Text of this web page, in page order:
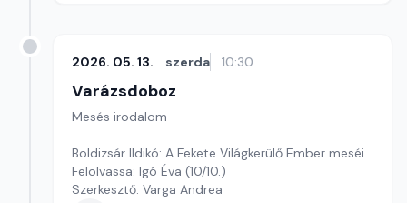
2026. 05. 13. szerda 10:30
Varázsdoboz
Mesés irodalom
Boldizsár Ildikó: A Fekete Világkerülő Ember meséi
Felolvassa: Igó Éva (10/10.)
Szerkesztő: Varga Andrea